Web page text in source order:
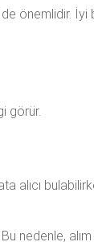
önemlidir. İyi
görür.
alıcı
nedenle,